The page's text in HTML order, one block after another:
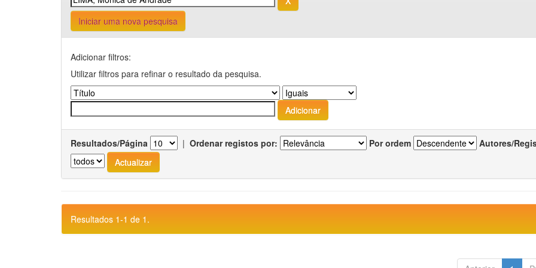
Iniciar uma nova pesquisa
Adicionar filtros:
Utilizar filtros para refinar o resultado da pesquisa.
Resultados/Página | Ordenar registos por: Por ordem Autores/
Resultados 1-1 de 1.